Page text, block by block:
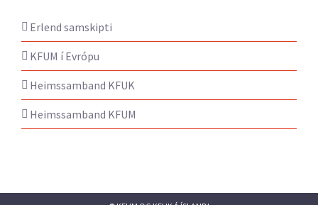
Erlend samskipti
KFUM í Evrópu
Heimssamband KFUK
Heimssamband KFUM